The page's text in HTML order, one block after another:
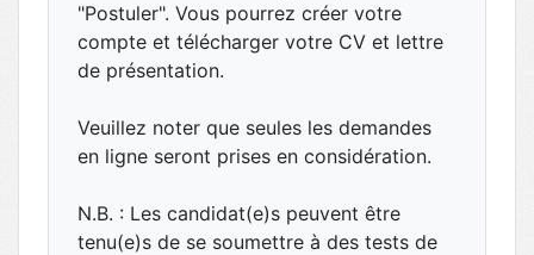
"Postuler". Vous pourrez créer votre
compte et télécharger votre CV et lettre
de présentation.
Veuillez noter que seules les demandes
en ligne seront prises en considération.
N.B. : Les candidat(e)s peuvent être
tenu(e)s de se soumettre à des tests de